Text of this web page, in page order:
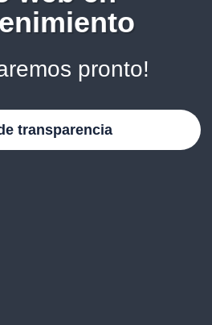
pronto!
transparencia